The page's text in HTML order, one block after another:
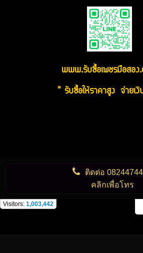
www.รับซื้อเพชรมือสอง
" รับซื้อให้ราคาสูง จ่ายเ
ติดต่อ
คลิกเพื่อโทร
Visitors: 1,003,442